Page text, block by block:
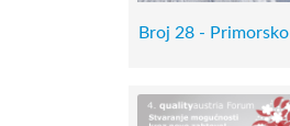
Broj 28 - Primorsko